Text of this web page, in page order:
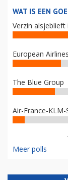
WAT IS EEN
Verzin alsjeblieft
European
The Blue Group
Air-France-KLM-
Meer polls